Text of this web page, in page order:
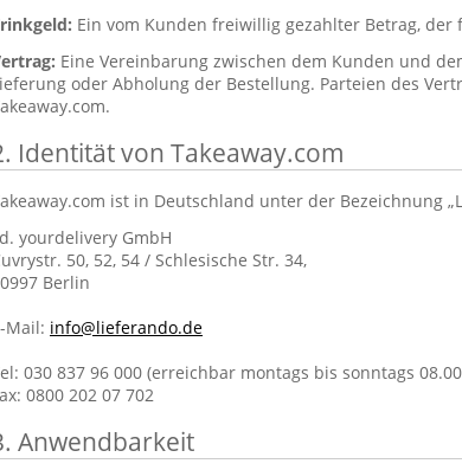
Ein vom Kunden freiwillig gezahlter Betrag,
Eine Vereinbarung zwischen dem Kunden und
oder Abholung der Bestellung. Parteien des
Identität von Takeaway.com
ist in Deutschland unter der Bezeichnung
yourdelivery GmbH
50, 52, 54 / Schlesische Str. 34,
Berlin
Mail: info@lieferando.de
030 837 96 000 (erreichbar montags bis sonntags
0800 202 07 702
Anwendbarkeit